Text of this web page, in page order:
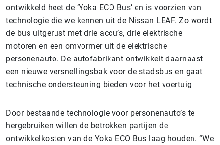
ontwikkeld heet de ‘Yoka ECO Bus’ en is voorzien van
technologie die we kennen uit de Nissan LEAF. Zo wordt
de bus uitgerust met drie accu’s, drie elektrische
motoren en een omvormer uit de elektrische
personenauto. De autofabrikant ontwikkelt daarnaast
een nieuwe versnellingsbak voor de stadsbus en gaat
technische ondersteuning bieden voor het voertuig.
Door bestaande technologie voor personenauto’s te
hergebruiken willen de betrokken partijen de
ontwikkelkosten van de Yoka ECO Bus laag houden. “We